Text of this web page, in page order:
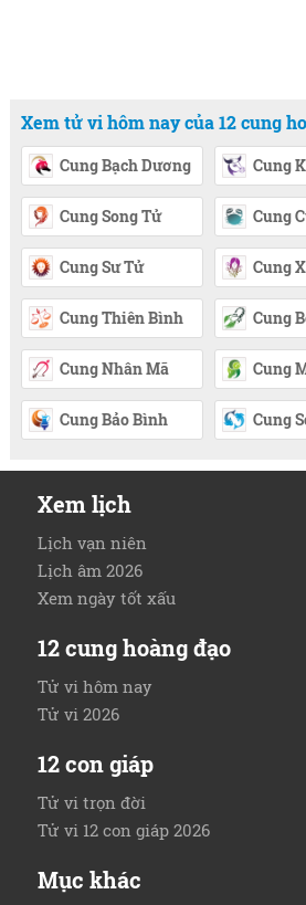
Xem tử vi hôm nay của 12 cung
Cung Bạch Dương Cung
Cung Song Tử Cung
Cung Sư Tử Cung
Cung Thiên Bình Cung
Cung Nhân Mã Cung
Cung Bảo Bình Cung
Xem lịch
Lịch vạn niên
Lịch âm 2026
Xem ngày tốt xấu
12 cung hoàng đạo
Tử vi hôm nay
Tử vi 2026
12 con giáp
Tử vi trọn đời
Tử vi 12 con giáp 2026
Mục khác